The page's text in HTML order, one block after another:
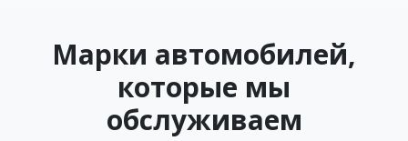
Марки автомобилей,
которые мы
обслуживаем